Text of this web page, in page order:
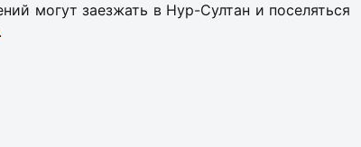
могут заезжать в Нур-Султан и поселяться
.